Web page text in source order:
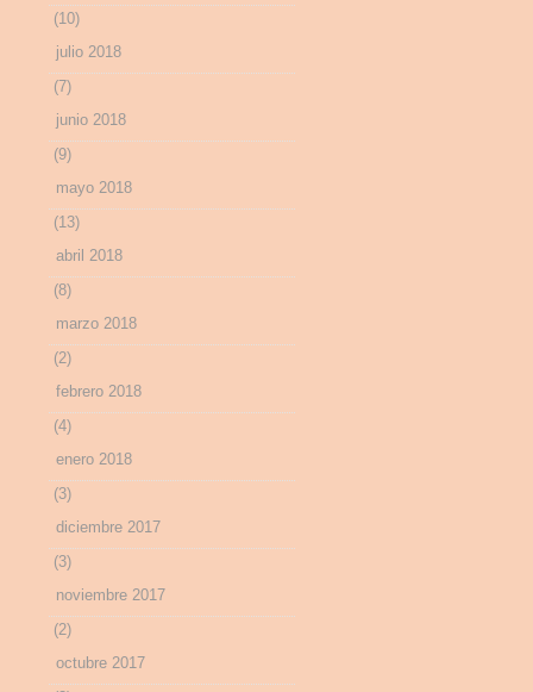
(10)
julio 2018
(7)
junio 2018
(9)
mayo 2018
(13)
abril 2018
(8)
marzo 2018
(2)
febrero 2018
(4)
enero 2018
(3)
diciembre 2017
(3)
noviembre 2017
(2)
octubre 2017